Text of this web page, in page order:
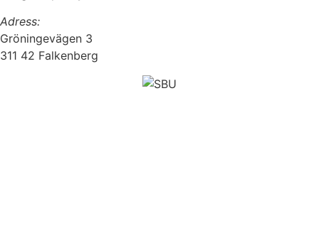
Adress:
Gröningevägen 3
311 42 Falkenberg